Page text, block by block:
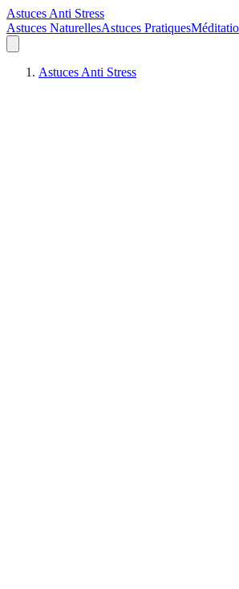
Astuces Anti Stress
Astuces NaturellesAstuces Pratiques
Astuces Anti Stress